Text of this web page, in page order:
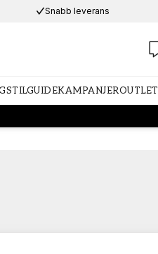
Snabb leverans
STILGUIDEKAMPANJEROUTLET